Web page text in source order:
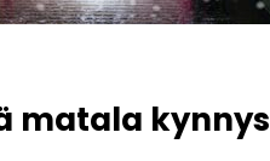
matala kynnys